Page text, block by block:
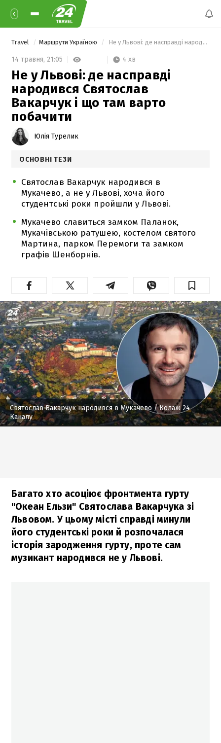
Travel Маршрути Україною Не у Львові: де насправді народився Святослав Вакарчук і що там варто побачити
14 травня, 21:05 4 хв
Не у Львові: де насправді
народився Святослав
Вакарчук і що там варто
побачити
Юлія Турелик
ОСНОВНІ ТЕЗИ
Святослав Вакарчук народився в
Мукачево, а не у Львові, хоча його
студентські роки пройшли у Львові.
Мукачево славиться замком Паланок,
Мукачівською ратушею, костелом святого
Мартина, парком Перемоги та замком
графів Шенборнів.
Святослав Вакарчук народився в Мукачево / Колаж 24
Каналу
Багато хто асоціює фронтмента гурту
"Океан Ельзи" Святослава Вакарчука зі
Львовом. У цьому місті справді минули
його студентські роки й розпочалася
історія зародження гурту, проте сам
музикант народився не у Львові.